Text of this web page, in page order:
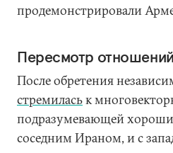
продемонстрировали
Пересмотр отношений
После обретения
стремиласьк
подразумевающей
соседним Ираном, и с